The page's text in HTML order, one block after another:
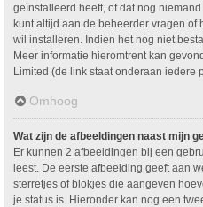
geïnstalleerd heeft, of dat nog
kunt altijd aan de beheerder vragen of
wil installeren. Indien het nog niet
Meer informatie hieromtrent kan
Limited (de link staat onderaan iedere
Omhoog
Wat zijn de afbeeldingen naast mijn
Er kunnen 2 afbeeldingen bij een
leest. De eerste afbeelding geeft aan
sterretjes of blokjes die aangeven
je status is. Hieronder kan nog een